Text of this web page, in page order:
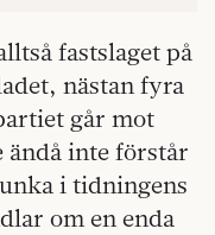
fastslaget på
nästan fyra
går mot
ändå inte förstår
i tidningens
om en enda